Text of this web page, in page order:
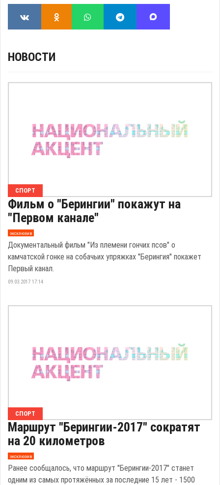
НОВОСТИ
СПОРТ
Фильм о "Берингии" покажут на
"Первом канале"
эксклюзив
Документальный фильм "Из племени гончих псов" о
камчатской гонке на собачьих упряжках "Берингия" покажет
Первый канал.
09.03.2017 17:14
СПОРТ
Маршрут "Берингии-2017" сократят
на 20 километров
эксклюзив
Ранее сообщалось, что маршрут "Берингии-2017" станет
одним из самых протяжённых за последние 15 лет - 1500